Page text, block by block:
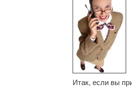
Итак, если вы